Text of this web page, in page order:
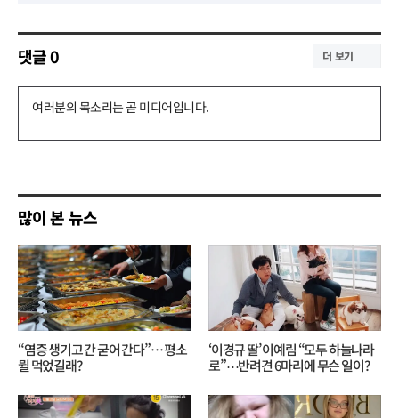
댓글0 더 보기
댓
기
많이 본 뉴스
“염증 생기고 간 굳어 간다”… 평소
뭘 먹었길래?
‘이경규 딸’ 이예림 “모두 하늘나라
로”⋯반려견 6마리에 무슨 일이?